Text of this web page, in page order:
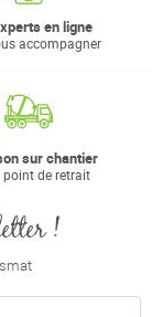
en ligne
accompagner
sur chantier
point de retrait
!